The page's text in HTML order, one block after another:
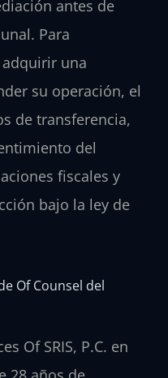
antes de
Para
una
su operación, el
de transferencia,
del
fiscales y
bajo la ley de
Of Counsel del
Of SRIS, P.C. en